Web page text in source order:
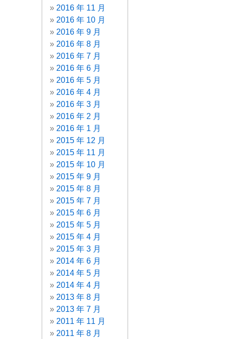
2016 年 11 月
2016 年 10 月
2016 年 9 月
2016 年 8 月
2016 年 7 月
2016 年 6 月
2016 年 5 月
2016 年 4 月
2016 年 3 月
2016 年 2 月
2016 年 1 月
2015 年 12 月
2015 年 11 月
2015 年 10 月
2015 年 9 月
2015 年 8 月
2015 年 7 月
2015 年 6 月
2015 年 5 月
2015 年 4 月
2015 年 3 月
2014 年 6 月
2014 年 5 月
2014 年 4 月
2013 年 8 月
2013 年 7 月
2011 年 11 月
2011 年 8 月